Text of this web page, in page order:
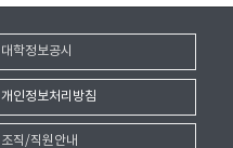
대학정보공시
개인정보처리방침
조직/직원안내